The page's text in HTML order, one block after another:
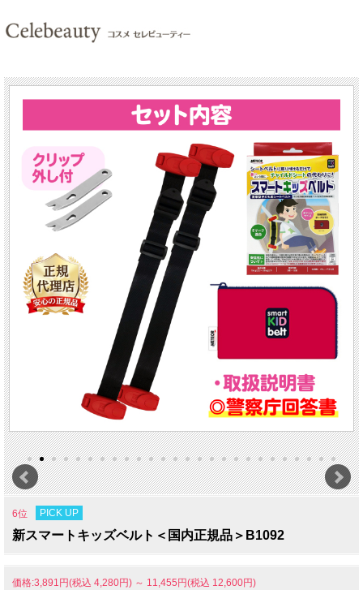
6位 PICK UP
新スマートキッズベルト＜国内正規品＞B1092
価格:3,891円(税込 4,280円) ～ 11,455円(税込 12,600円)